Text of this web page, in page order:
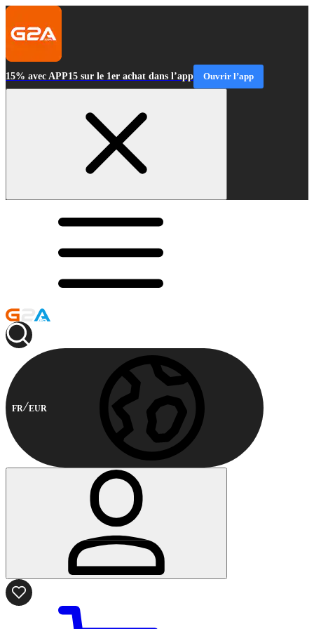
15% avec APP15 sur le 1er achat dans l’app Ouvrir l’app
FR EUR